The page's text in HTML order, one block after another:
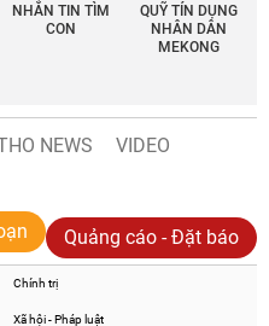
NHẮN TIN TÌM
CON
QUỸ TÍN DỤNG
NHÂN DÂN
MEKONG
NEWS
VIDEO
Quảng cáo - Đặt báo
Chính trị
Xã hội - Pháp luật